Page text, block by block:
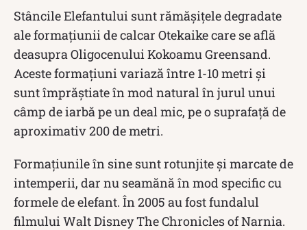
Stâncile Elefantului sunt rămășițele degradate
ale formațiunii de calcar Otekaike care se află
deasupra Oligocenului Kokoamu Greensand.
Aceste formațiuni variază între 1-10 metri și
sunt împrăștiate în mod natural în jurul unui
câmp de iarbă pe un deal mic, pe o suprafață de
aproximativ 200 de metri.
Formațiunile în sine sunt rotunjite și marcate de
intemperii, dar nu seamănă în mod specific cu
formele de elefant. În 2005 au fost fundalul
filmului Walt Disney The Chronicles of Narnia.